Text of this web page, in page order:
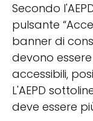
Secondo
pulsante
banner di
devono
accessibili,
L'AEPD
deve essere